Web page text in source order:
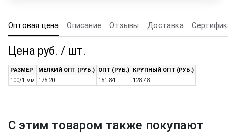
Оптовая цена Описание Отзывы Доставка
Цена руб. / шт.
РАЗМЕР МЕЛКИЙ ОПТ (РУБ.) ОПТ (РУБ.)
КРУПНЫЙ ОПТ (РУБ.)
100/1 мм
175.20 151.84 128.48
С этим товаром также покупают